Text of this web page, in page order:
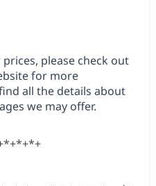
please check out
for more
all the details about
we may offer.